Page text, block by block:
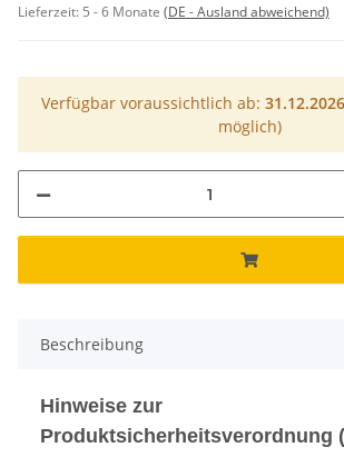
Lieferzeit: 5 - 6 Monate (DE - Ausland abweichend)
Verfügbar voraussichtlich ab: 31.12.2026
möglich)
Beschreibung
Hinweise zur
Produktsicherheitsverordnung